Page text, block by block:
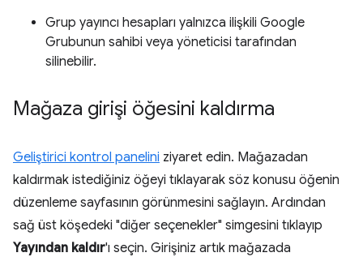
Grup yayıncı hesapları yalnızca ilişkili Google
Grubunun sahibi veya yöneticisi tarafından
silinebilir.
Mağaza girişi öğesini kaldırma
Geliştirici kontrol panelini ziyaret edin. Mağazadan
kaldırmak istediğiniz öğeyi tıklayarak söz konusu öğenin
düzenleme sayfasının görünmesini sağlayın. Ardından
sağ üst köşedeki "diğer seçenekler" simgesini tıklayıp
Yayından kaldır'ı seçin. Girişiniz artık mağazada